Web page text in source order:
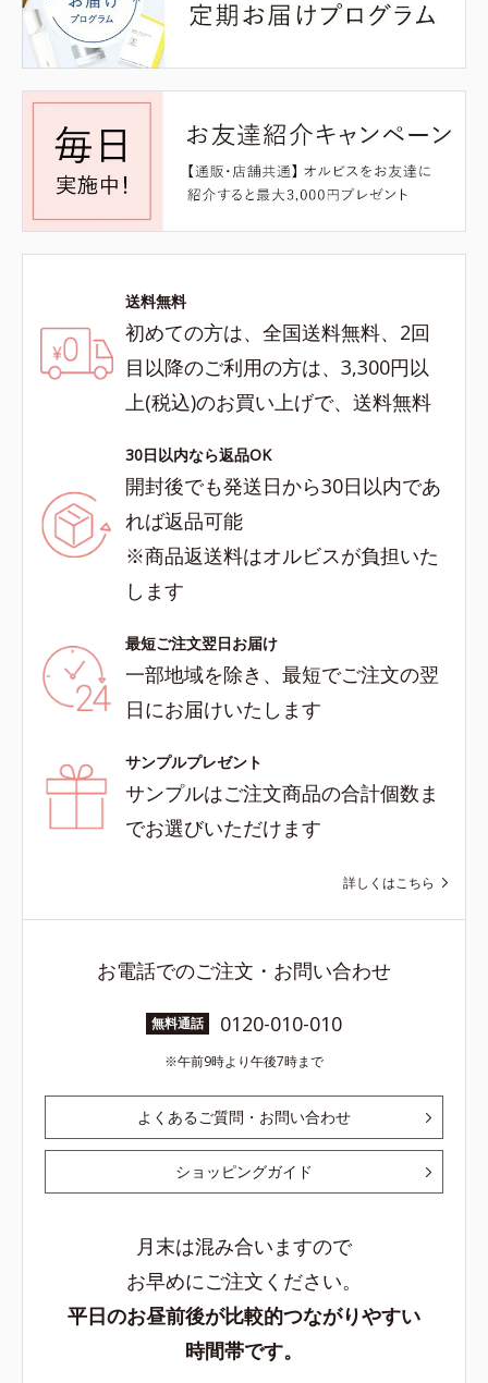
送料無料
初めての方は、全国送料無料、2回
目以降のご利用の方は、3,300円以
上(税込)のお買い上げで、送料無料
30日以内なら返品OK
開封後でも発送日から30日以内であ
れば返品可能
※商品返送料はオルビスが負担いた
します
最短ご注文翌日お届け
一部地域を除き、最短でご注文の翌
日にお届けいたします
サンプルプレゼント
サンプルはご注文商品の合計個数ま
でお選びいただけます
詳しくはこちら
お電話でのご注文・お問い合わせ
無料通話 0120-010-010
午前9時より午後7時まで
よくあるご質問・お問い合わせ
ショッピングガイド
月末は混み合いますので
お早めにご注文ください。
平日のお昼前後が比較的つながりやすい
時間帯です。